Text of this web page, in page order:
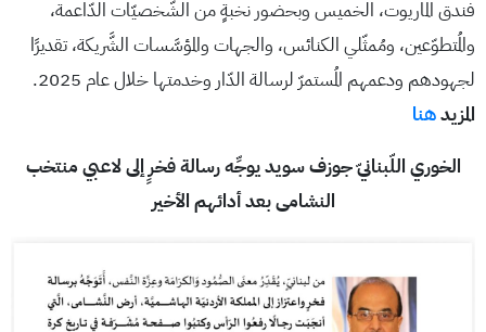
فندق الماريوت، الخميس وبحضور نخبةٍ من الشّخصيّات الدّاعمة،
والمُتطوّعين، ومُمثّلي الكنائس، والجهات والمؤسَّسات الشَّريكة، تقديرًا
لجهودهم ودعمهم المُستمرّ لرسالة الدّار وخدمتها خلال عام 2025.
المزيدهنا
الخوري اللّبنانيّ جوزف سويد يوجِّه رسالة فخرٍ إلى لاعبي منتخب
النشامى بعد أدائهم الأخير